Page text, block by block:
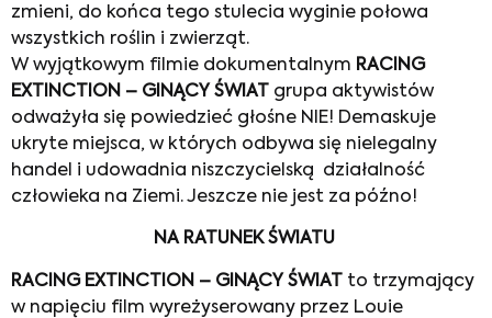
zmieni, do końca tego stulecia wyginie połowa
wszystkich roślin i zwierząt.
W wyjątkowym filmie dokumentalnym RACING
EXTINCTION – GINĄCY ŚWIAT
grupa aktywistów
odważyła się powiedzieć głośne NIE! Demaskuje
ukryte miejsca, w których odbywa się nielegalny
handel i udowadnia niszczycielską działalność
człowieka na Ziemi. Jeszcze nie jest za późno!
NA RATUNEK ŚWIATU
RACING EXTINCTION – GINĄCY ŚWIAT to trzymający
w napięciu film wyreżyserowany przez Louie